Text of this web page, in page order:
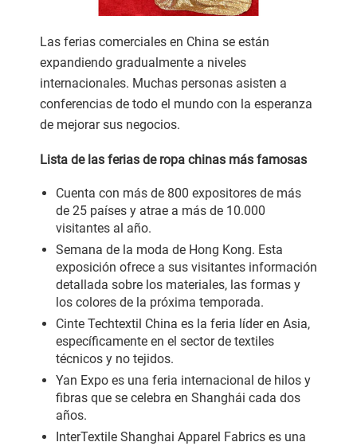
Las ferias comerciales en China se están
expandiendo gradualmente a niveles
internacionales. Muchas personas asisten a
conferencias de todo el mundo con la esperanza
de mejorar sus negocios.
Lista de las ferias de ropa chinas más famosas
Cuenta con más de 800 expositores de más
de 25 países y atrae a más de 10.000
visitantes al año.
Semana de la moda de Hong Kong. Esta
exposición ofrece a sus visitantes información
detallada sobre los materiales, las formas y
los colores de la próxima temporada.
Cinte Techtextil China es la feria líder en Asia,
específicamente en el sector de textiles
técnicos y no tejidos.
Yan Expo es una feria internacional de hilos y
fibras que se celebra en Shanghái cada dos
años.
InterTextile Shanghai Apparel Fabrics es una